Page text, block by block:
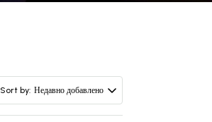
Sort by: Недавно добавлено